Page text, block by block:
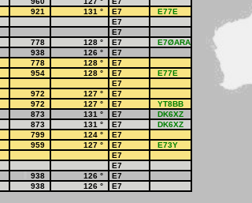
921 131 ° E7
E77E
E7
E7
778 128 ° E7
E7ØARA
938 126 °
E7
778 128 °
E7
954 128 ° E7
E77E
E7
972 127 °
E7
972 127 ° E7
YT8BB
873 131 ° E7
DK6XZ
873 131 ° E7
DK6XZ
799 124 °
E7
959 127 ° E7
E73Y
E7
E7
938 126 °
E7
938 126 ° E7